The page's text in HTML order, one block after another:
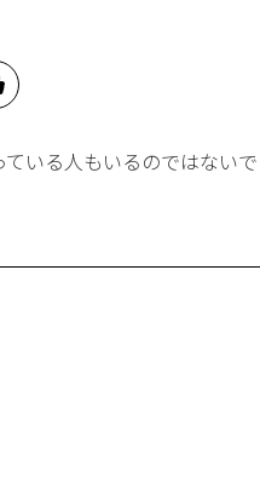
いる人もいるのではない